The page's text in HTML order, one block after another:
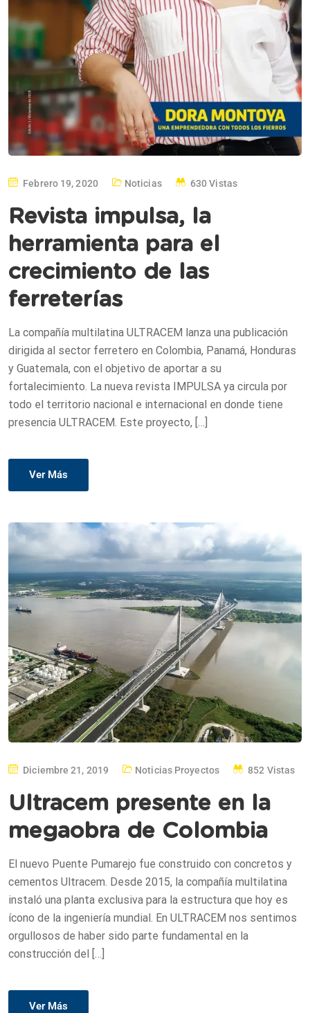
Febrero 19, 2020 Noticias 630 Vistas
Revista impulsa, la
herramienta para el
crecimiento de las
ferreterías
La compañía multilatina ULTRACEM lanza una publicación
dirigida al sector ferretero en Colombia, Panamá, Honduras
y Guatemala, con el objetivo de aportar a su
fortalecimiento. La nueva revista IMPULSA ya circula por
todo el territorio nacional e internacional en donde tiene
presencia ULTRACEM. Este proyecto, […]
Ver Más
Diciembre 21, 2019 Noticias, Proyectos 852 Vistas
Ultracem presente en la
megaobra de Colombia
El nuevo Puente Pumarejo fue construido con concretos y
cementos Ultracem. Desde 2015, la compañía multilatina
instaló una planta exclusiva para la estructura que hoy es
ícono de la ingeniería mundial. En ULTRACEM nos sentimos
orgullosos de haber sido parte fundamental en la
construcción del […]
Ver Más